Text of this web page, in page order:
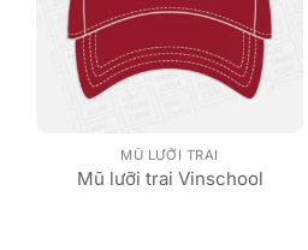
MŨ LƯỠI TRAI
Mũ lưỡi trai Vinschool